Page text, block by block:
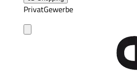
PrivatGewerbe